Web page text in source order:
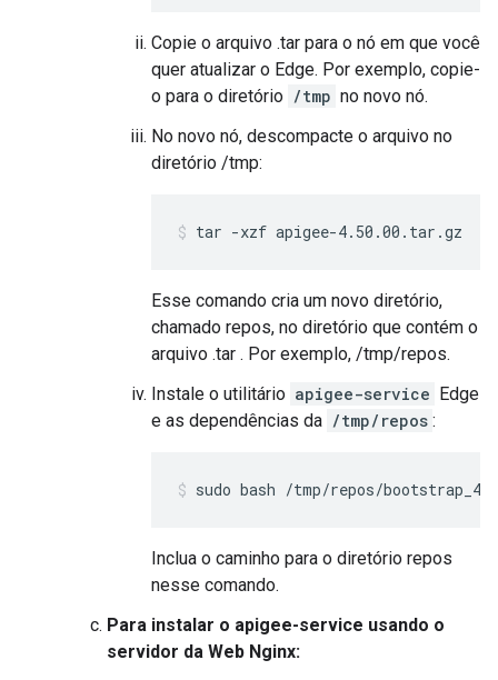
Copie o arquivo .tar para o nó em que você
quer atualizar o Edge. Por exemplo, copie-
o para o diretório /tmp no novo nó.
No novo nó, descompacte o arquivo no
diretório /tmp:
tar -xzf apigee-4.50.00.tar.gz
Esse comando cria um novo diretório,
chamado repos, no diretório que contém o
arquivo .tar . Por exemplo, /tmp/repos.
Instale o utilitário apigee-service Edge
e as dependências da /tmp/repos :
sudo bash /tmp/repos/
Inclua o caminho para o diretório repos
nesse comando.
Para instalar o apigee-service usando o
servidor da Web Nginx: